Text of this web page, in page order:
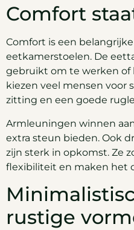
Comfort
Comfort is een
eetkamerstoelen. De
gebruikt om te werken of
kiezen veel mensen
zitting en een goede
Armleuningen winnen
extra steun bieden. Ook
zijn sterk in opkomst. Ze
flexibiliteit en maken het
rustige